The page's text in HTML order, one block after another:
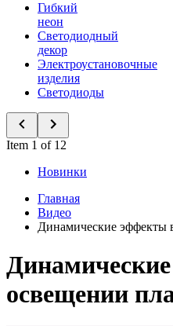
Гибкий
неон
Светодиодный
декор
Электроустановочные
изделия
Светодиоды
Item 1 of 12
Новинки
Главная
Видео
Динамические эффекты
освещении